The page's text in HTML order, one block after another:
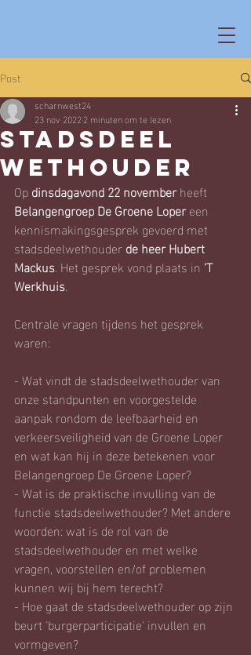
Post
Stadsdeel
wethouder
scharnwest24
23 nov 20222 minuten om te lezen
Op dinsdagavond 22 november heeft
Belangengroep De Groene Loper een
kennismakingsgesprek gevoerd met
stadsdeelwethouder de heer Hubert
Mackus. Het gesprek vond plaats in 'T
Werkhuis.
Centrale vragen tijdens het gesprek
waren:
- Wat vindt de stadsdeelwethouder van
onze standpunten en voorgestelde
aanpak rondom de leefbaarheid en
verkeersveiligheid van de Groene Loper
en wat kan hij in deze betekenen voor
Belangengroep De Groene Loper?
- Wat is de praktische invulling van de
functie stadsdeelwethouder? Met andere
woorden: wat is de rol van de
stadsdeelwethouder en met welke
vragen, voorstellen en/of problemen
kunnen wij bij hem terecht?
- Hoe gaat de stadsdeelwethouder op zijn
beurt 'burgerparticipatie' invullen en
vormgeven?